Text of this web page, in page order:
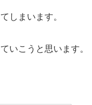
しまいます。
いこうと思います。